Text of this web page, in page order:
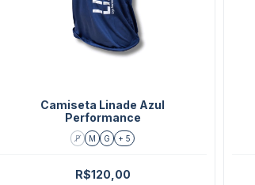
Camiseta Linade Azul
Performance
P M G + 5
R$120,00